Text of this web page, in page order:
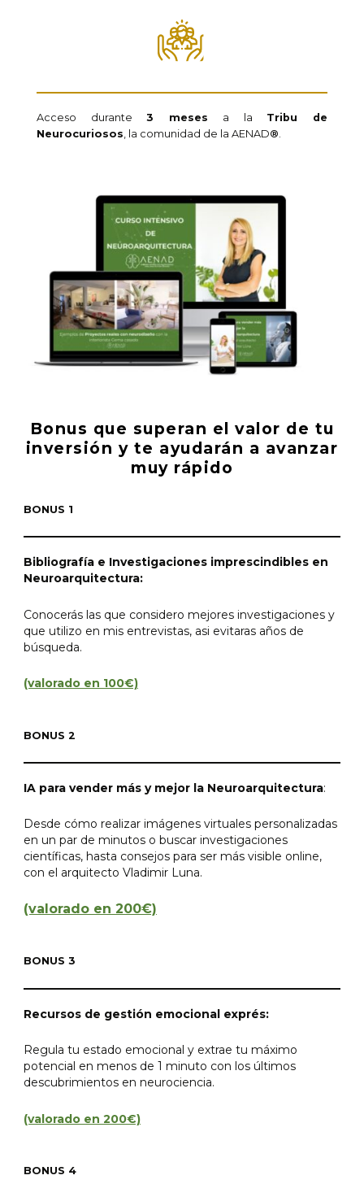
Acceso durante3 meses a la Tribu de
Neurocuriosos , la comunidad de la AENAD®
Bonus que superan el valor de tu
inversión y te ayudarán a avanzar
muy rápido
BONUS 1
Bibliografía e Investigaciones imprescindibles en
Neuroarquitectura:
Conocerás las que considero mejores investigaciones y
que utilizo en mis entrevistas, asi evitaras años de
búsqueda.
(valorado en 100€)
BONUS 2
IA para vender más y mejor la Neuroarquitectura:
Desde cómo realizar imágenes virtuales personalizadas
en un par de minutos o buscar investigaciones
científicas, hasta consejos para ser más visible online,
con el arquitecto Vladimir Luna.
(valorado en 200€)
BONUS 3
Recursos de gestión emocional exprés:
Regula tu estado emocional y extrae tu máximo
potencial en menos de 1 minuto con los últimos
descubrimientos en neurociencia.
(valorado en 200€)
BONUS 4